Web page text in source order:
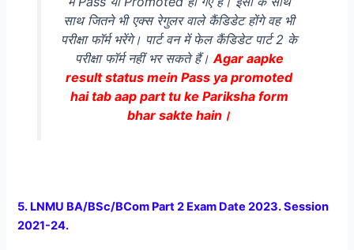
साथ जितने भी एक्स रेगुलर वाले कैंडिडेट होंगे वह भी
परीक्षा फॉर्म भरेंगे। पार्ट वन में फेल कैंडिडेट पार्ट 2 के
परीक्षा फॉर्म नहीं भर सकते हैं।Agar aapke
result status mein Pass ya promoted
hai tab aap part tu ke Pariksha form
bhar sakte hain।
5. LNMU BA/BSc/BCom Part 2 Exam Date 2023. Session
2021-24.